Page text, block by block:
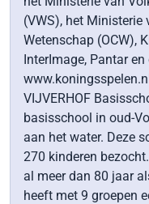
(VWS), het Ministerie
Wetenschap (OCW),
InterImage, Pantar
VIJVERHOF
basisschool in oud-
aan het water. Deze
270 kinderen
al meer dan 80 jaar
heeft met 9 groepen